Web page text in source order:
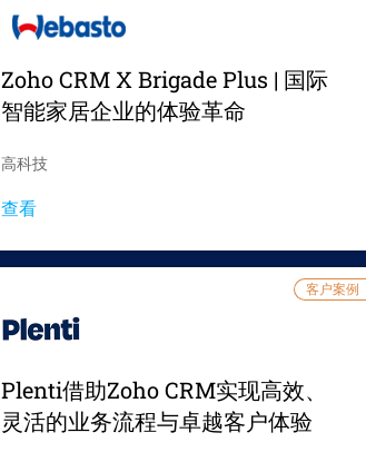
Zoho CRM X Brigade Plus | 国际
智能家居企业的体验革命
高科技
查看
客户案例
Plenti借助Zoho CRM实现高效、
灵活的业务流程与卓越客户体验